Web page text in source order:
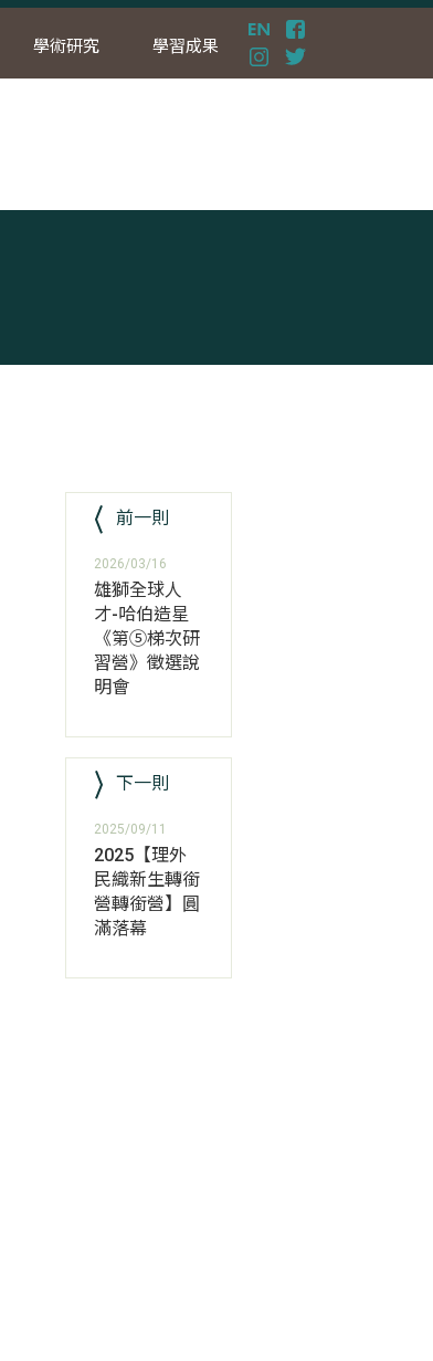
學術研究 學習成果
前一則
2026/03/16
雄獅全球人
才-哈伯造星
《第⑤梯次研
習營》徵選說
明會
下一則
2025/09/11
2025【理外
民織新生轉銜
營轉銜營】圓
滿落幕